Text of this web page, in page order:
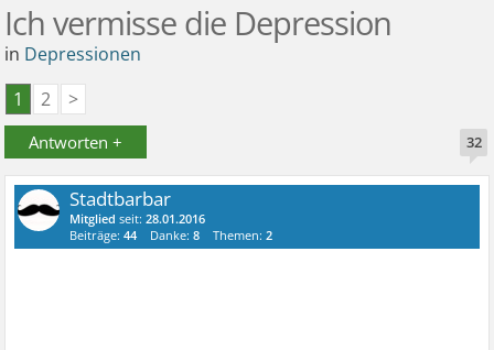
Ich vermisse die Depression
in Depressionen
1
2 >
Antworten + 32
Stadtbarbar
Mitglied seit:28.01.2016
Beiträge:44 Danke:8 Themen:2